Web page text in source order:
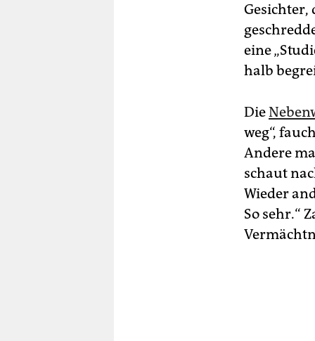
Gesichter,
eine
halb
Die
weg“,
Andere
schaut
Wieder
So sehr.“